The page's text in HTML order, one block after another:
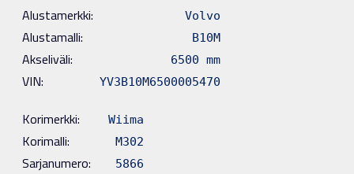
Alustamerkki: Volvo
Alustamalli: B10M
Akseliväli: 6500 mm
VIN: YV3B10M6500005470
Korimerkki: Wiima
Korimalli: M302
Sarjanumero: 5866